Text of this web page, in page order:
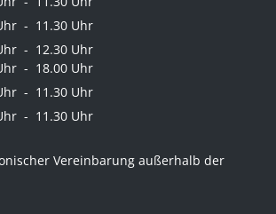
- 11.30 Uhr
- 12.30 Uhr
- 18.00 Uhr
- 11.30 Uhr
- 11.30 Uhr
Vereinbarung außerhalb der